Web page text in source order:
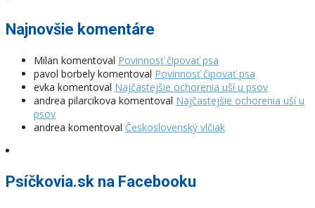
Najnovšie komentáre
Milan komentoval Povinnosť čipovať psa
pavol borbely komentoval Povinnosť čipovať psa
evka komentoval Najčastejšie ochorenia uší u psov
andrea pilarcikova komentoval Najčastejšie ochorenia uší u
psov
andrea komentoval Československý vlčiak
Psíčkovia.sk na Facebooku